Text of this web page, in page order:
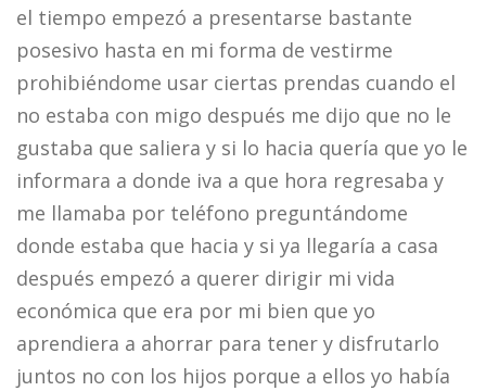
el tiempo empezó a presentarse bastante
posesivo hasta en mi forma de vestirme
prohibiéndome usar ciertas prendas cuando el
no estaba con migo después me dijo que no le
gustaba que saliera y si lo hacia quería que yo le
informara a donde iva a que hora regresaba y
me llamaba por teléfono preguntándome
donde estaba que hacia y si ya llegaría a casa
después empezó a querer dirigir mi vida
económica que era por mi bien que yo
aprendiera a ahorrar para tener y disfrutarlo
juntos no con los hijos porque a ellos yo había